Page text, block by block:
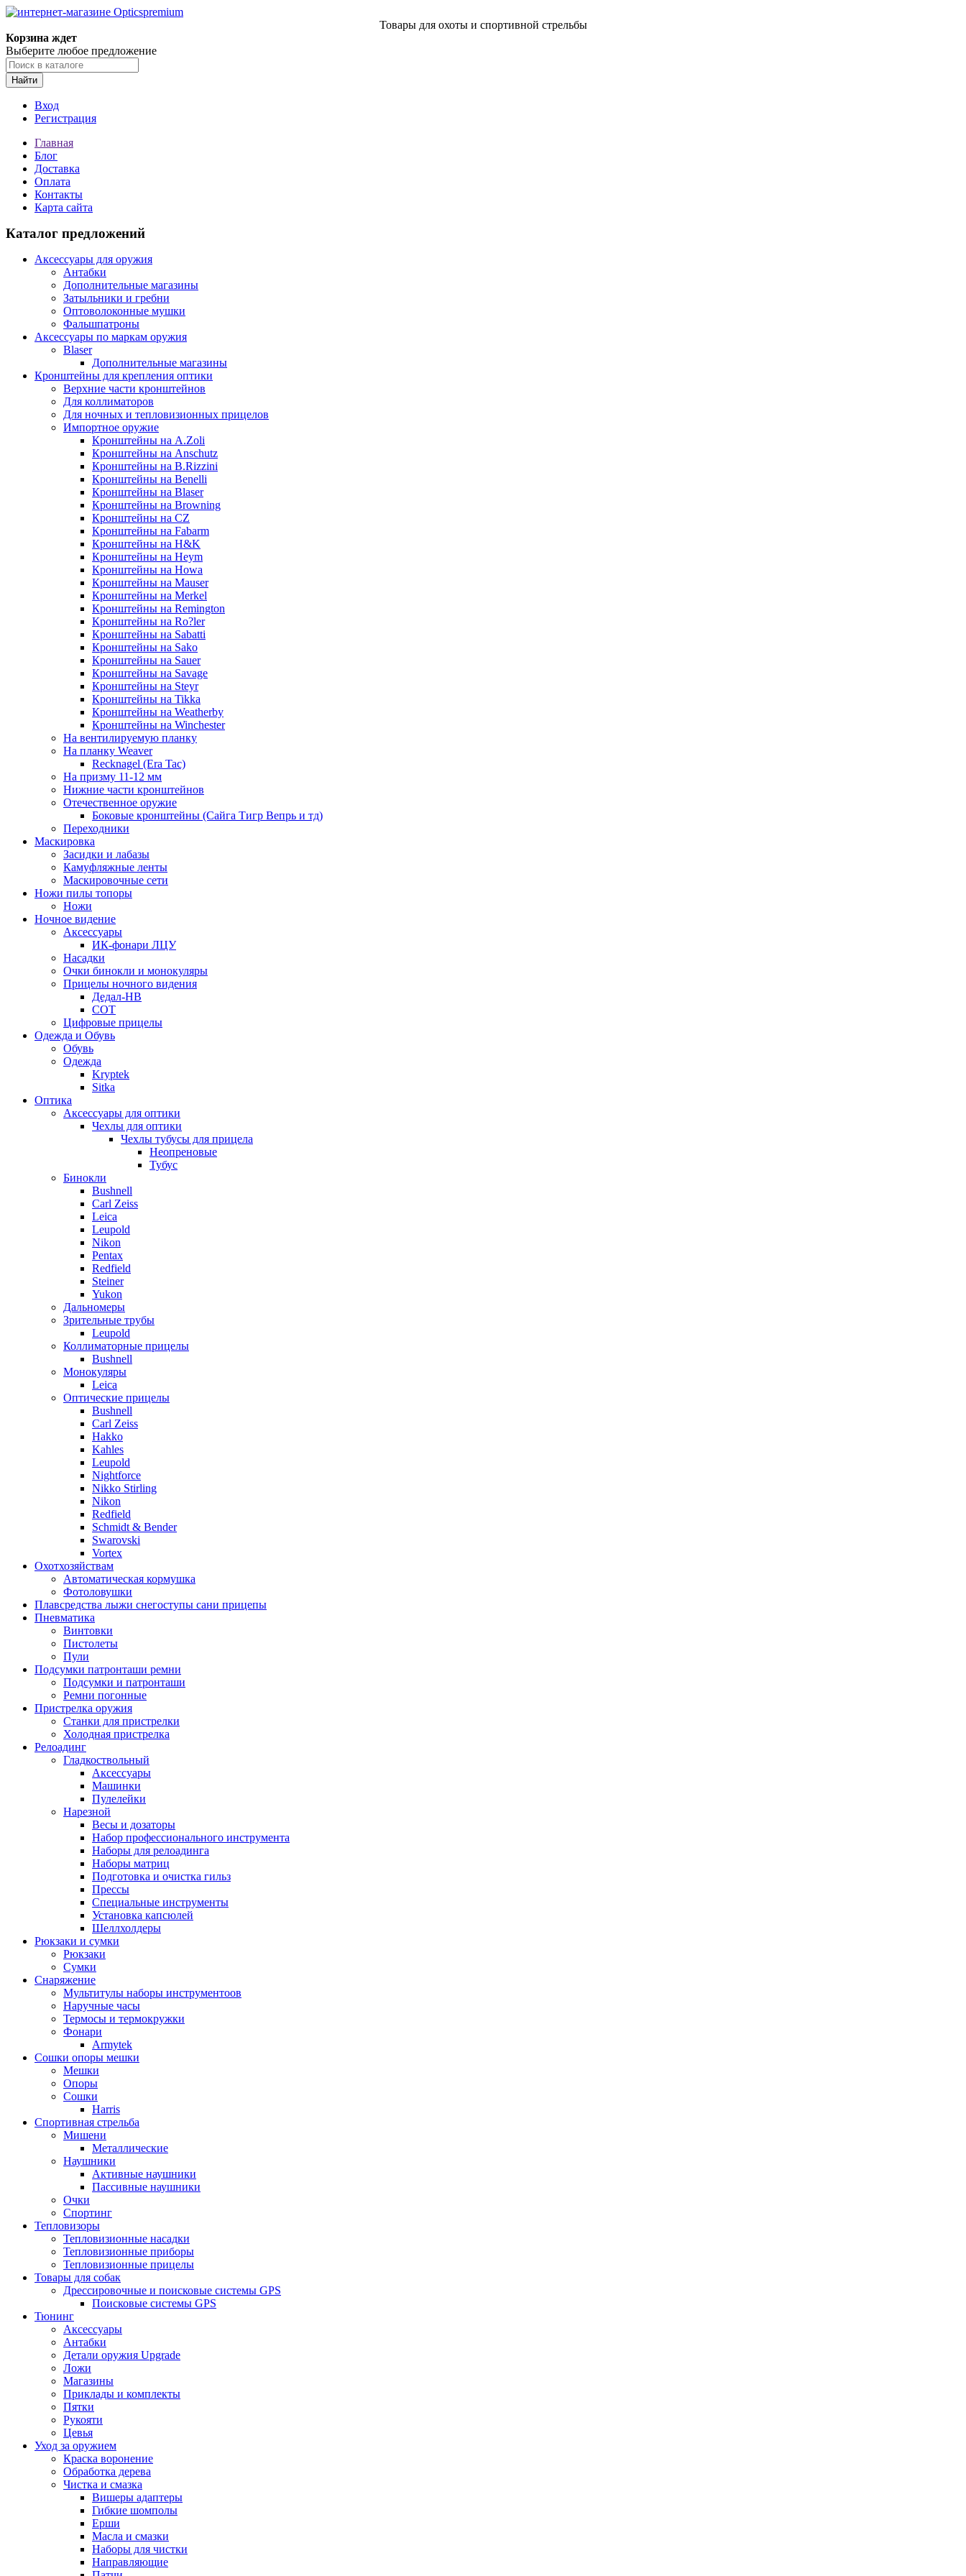
Товары для охоты и спортивной стрельбы
Корзина ждет
Выберите любое предложение
Найти
Вход
Регистрация
Главная
Блог
Доставка
Оплата
Контакты
Карта сайта
Каталог предложений
Аксессуары для оружия
Антабки
Дополнительные магазины
Затыльники и гребни
Оптоволоконные мушки
Фальшпатроны
Аксессуары по маркам оружия
Blaser
Дополнительные магазины
Кронштейны для крепления оптики
Верхние части кронштейнов
Для коллиматоров
Для ночных и тепловизионных прицелов
Импортное оружие
Кронштейны на A.Zoli
Кронштейны на Anschutz
Кронштейны на B.Rizzini
Кронштейны на Benelli
Кронштейны на Blaser
Кронштейны на Browning
Кронштейны на CZ
Кронштейны на Fabarm
Кронштейны на H&K
Кронштейны на Heym
Кронштейны на Howa
Кронштейны на Mauser
Кронштейны на Merkel
Кронштейны на Remington
Кронштейны на Ro?ler
Кронштейны на Sabatti
Кронштейны на Sako
Кронштейны на Sauer
Кронштейны на Savage
Кронштейны на Steyr
Кронштейны на Tikka
Кронштейны на Weatherby
Кронштейны на Winchester
На вентилируемую планку
На планку Weaver
Recknagel (Era Tac)
На призму 11-12 мм
Нижние части кронштейнов
Отечественное оружие
Боковые кронштейны (Сайга Тигр Вепрь и тд)
Переходники
Маскировка
Засидки и лабазы
Камуфляжные ленты
Маскировочные сети
Ножи пилы топоры
Ножи
Ночное видение
Аксессуары
ИК-фонари ЛЦУ
Насадки
Очки бинокли и монокуляры
Прицелы ночного видения
Дедал-НВ
СОТ
Цифровые прицелы
Одежда и Обувь
Обувь
Одежда
Kryptek
Sitka
Оптика
Аксессуары для оптики
Чехлы для оптики
Чехлы тубусы для прицела
Неопреновые
Тубус
Бинокли
Bushnell
Carl Zeiss
Leica
Leupold
Nikon
Pentax
Redfield
Steiner
Yukon
Дальномеры
Зрительные трубы
Leupold
Коллиматорные прицелы
Bushnell
Монокуляры
Leica
Оптические прицелы
Bushnell
Carl Zeiss
Hakko
Kahles
Leupold
Nightforce
Nikko Stirling
Nikon
Redfield
Schmidt & Bender
Swarovski
Vortex
Охотхозяйствам
Автоматическая кормушка
Фотоловушки
Плавсредства лыжи снегоступы сани прицепы
Пневматика
Винтовки
Пистолеты
Пули
Подсумки патронташи ремни
Подсумки и патронташи
Ремни погонные
Пристрелка оружия
Станки для пристрелки
Холодная пристрелка
Релоадинг
Гладкоствольный
Аксессуары
Машинки
Пулелейки
Нарезной
Весы и дозаторы
Набор профессионального инструмента
Наборы для релоадинга
Наборы матриц
Подготовка и очистка гильз
Прессы
Специальные инструменты
Установка капсюлей
Шеллхолдеры
Рюкзаки и сумки
Рюкзаки
Сумки
Снаряжение
Мультитулы наборы инструментоов
Наручные часы
Термосы и термокружки
Фонари
Armytek
Сошки опоры мешки
Мешки
Опоры
Сошки
Harris
Спортивная стрельба
Мишени
Металлические
Наушники
Активные наушники
Пассивные наушники
Очки
Спортинг
Тепловизоры
Тепловизионные насадки
Тепловизионные приборы
Тепловизионные прицелы
Товары для собак
Дрессировочные и поисковые системы GPS
Поисковые системы GPS
Тюнинг
Аксессуары
Антабки
Детали оружия Upgrade
Ложи
Магазины
Приклады и комплекты
Пятки
Рукояти
Цевья
Уход за оружием
Краска воронение
Обработка дерева
Чистка и смазка
Вишеры адаптеры
Гибкие шомполы
Ерши
Масла и смазки
Наборы для чистки
Направляющие